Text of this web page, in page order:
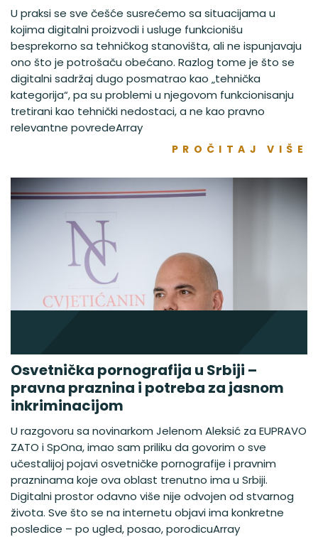
U praksi se sve češće susrećemo sa situacijama u
kojima digitalni proizvodi i usluge funkcionišu
besprekorno sa tehničkog stanovišta, ali ne ispunjavaju
ono što je potrošaču obećano. Razlog tome je što se
digitalni sadržaj dugo posmatrao kao „tehnička
kategorija“, pa su problemi u njegovom funkcionisanju
tretirani kao tehnički nedostaci, a ne kao pravno
relevantne povredeArray
PROČITAJ VIŠE
Osvetnička pornografija u Srbiji –
pravna praznina i potreba za jasnom
inkriminacijom
U razgovoru sa novinarkom Jelenom Aleksić za EUPRAVO
ZATO i SpOna, imao sam priliku da govorim o sve
učestalijoj pojavi osvetničke pornografije i pravnim
prazninama koje ova oblast trenutno ima u Srbiji.
Digitalni prostor odavno više nije odvojen od stvarnog
života. Sve što se na internetu objavi ima konkretne
posledice – po ugled, posao, porodicuArray